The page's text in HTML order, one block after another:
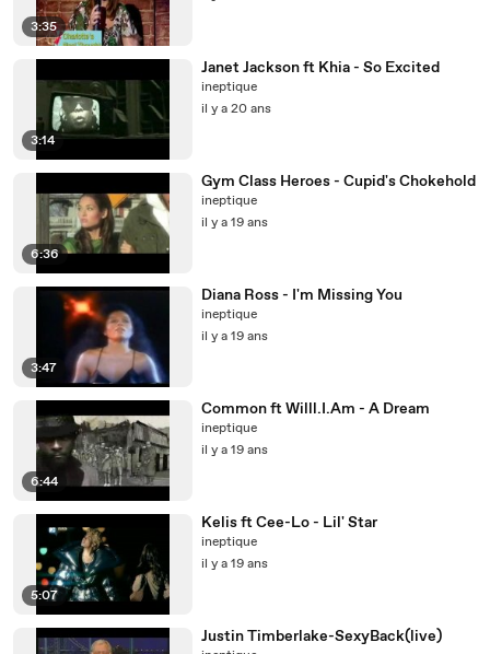
3:35
3:14
Janet Jackson ft Khia - So Excited
ineptique
il y a 20 ans
6:36
Gym Class Heroes - Cupid's Chokehold
ineptique
il y a 19 ans
3:47
Diana Ross - I'm Missing You
ineptique
il y a 19 ans
6:44
Common ft Willl.I.Am - A Dream
ineptique
il y a 19 ans
5:07
Kelis ft Cee-Lo - Lil' Star
ineptique
il y a 19 ans
Justin Timberlake-SexyBack(live)